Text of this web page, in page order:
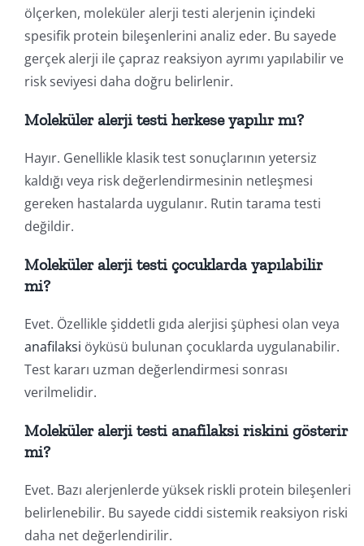
ölçerken, moleküler alerji testi alerjenin içindeki
spesifik protein bileşenlerini analiz eder. Bu sayede
gerçek alerji ile çapraz reaksiyon ayrımı yapılabilir ve
risk seviyesi daha doğru belirlenir.
Moleküler alerji testi herkese yapılır mı?
Hayır. Genellikle klasik test sonuçlarının yetersiz
kaldığı veya risk değerlendirmesinin netleşmesi
gereken hastalarda uygulanır. Rutin tarama testi
değildir.
Moleküler alerji testi çocuklarda yapılabilir
mi?
Evet. Özellikle şiddetli gıda alerjisi şüphesi olan veya
anafilaksi öyküsü bulunan çocuklarda uygulanabilir.
Test kararı uzman değerlendirmesi sonrası
verilmelidir.
Moleküler alerji testi anafilaksi riskini gösterir
mi?
Evet. Bazı alerjenlerde yüksek riskli protein bileşenleri
belirlenebilir. Bu sayede ciddi sistemik reaksiyon riski
daha net değerlendirilir.